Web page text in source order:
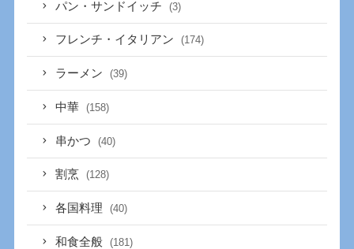
パン・サンドイッチ (3)
フレンチ・イタリアン (174)
ラーメン (39)
中華 (158)
串かつ (40)
割烹 (128)
各国料理 (40)
和食全般 (181)